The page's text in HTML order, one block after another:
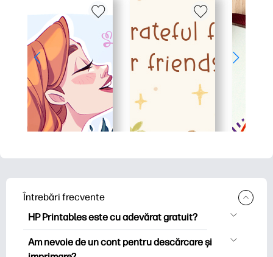
Întrebări frecvente
HP Printables este cu adevărat gratuit?
HP Printables oferă peste 2.500 de
imprimabile gratuite pentru descărcare
Am nevoie de un cont pentru descărcare și